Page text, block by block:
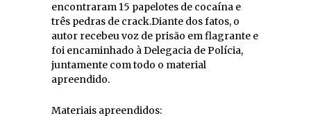
encontraram 15 papelotes de cocaína e
três pedras de crack.Diante dos fatos, o
autor recebeu voz de prisão em flagrante e
foi encaminhado à Delegacia de Polícia,
juntamente com todo o material
apreendido.
Materiais apreendidos: